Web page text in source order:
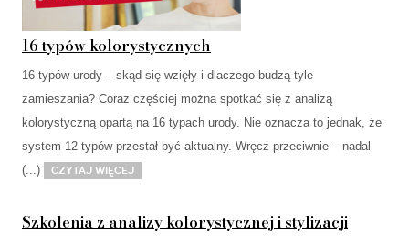
16 typów kolorystycznych
16 typów urody – skąd się wzięły i dlaczego budzą tyle
zamieszania? Coraz częściej można spotkać się z analizą
kolorystyczną opartą na 16 typach urody. Nie oznacza to jednak, że
system 12 typów przestał być aktualny. Wręcz przeciwnie – nadal
(...)
Czytaj więcej
Szkolenia z analizy kolorystycznej i stylizacji